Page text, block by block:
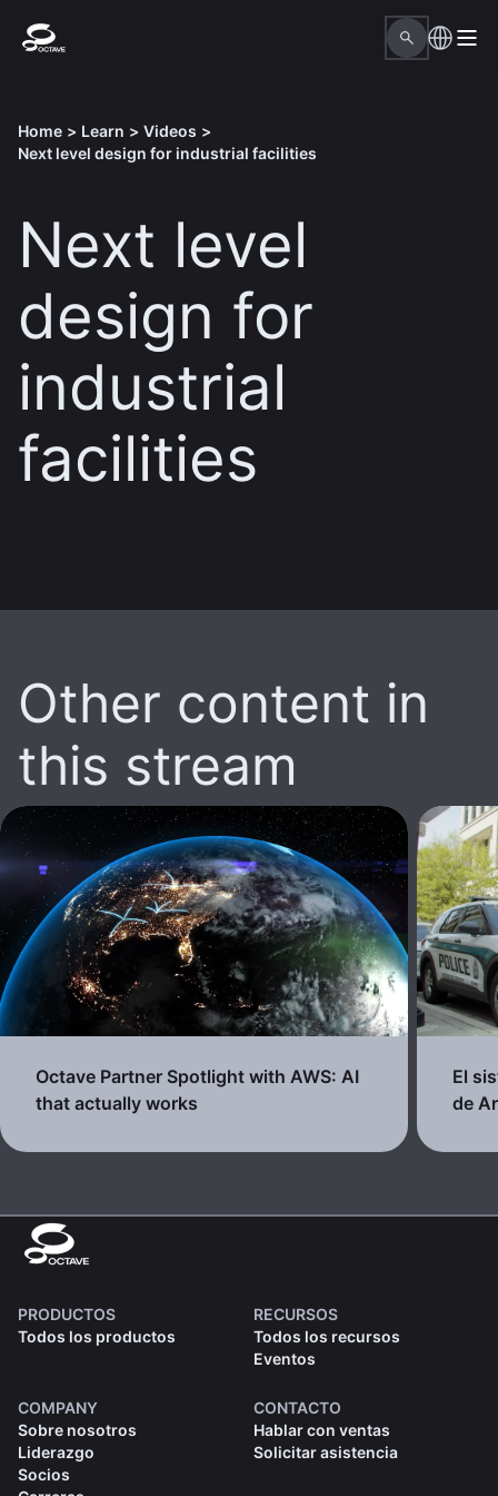
Home > Learn > Videos >
Next level design for industrial facilities
Next level
design for
industrial
facilities
Other content in
this stream
Octave Partner Spotlight with AWS: AI
that actually works
El
de
PRODUCTOS
Todos los productos
RECURSOS
Todos los recursos
Eventos
COMPANY
Sobre nosotros
Liderazgo
Socios
CONTACTO
Hablar con ventas
Solicitar asistencia